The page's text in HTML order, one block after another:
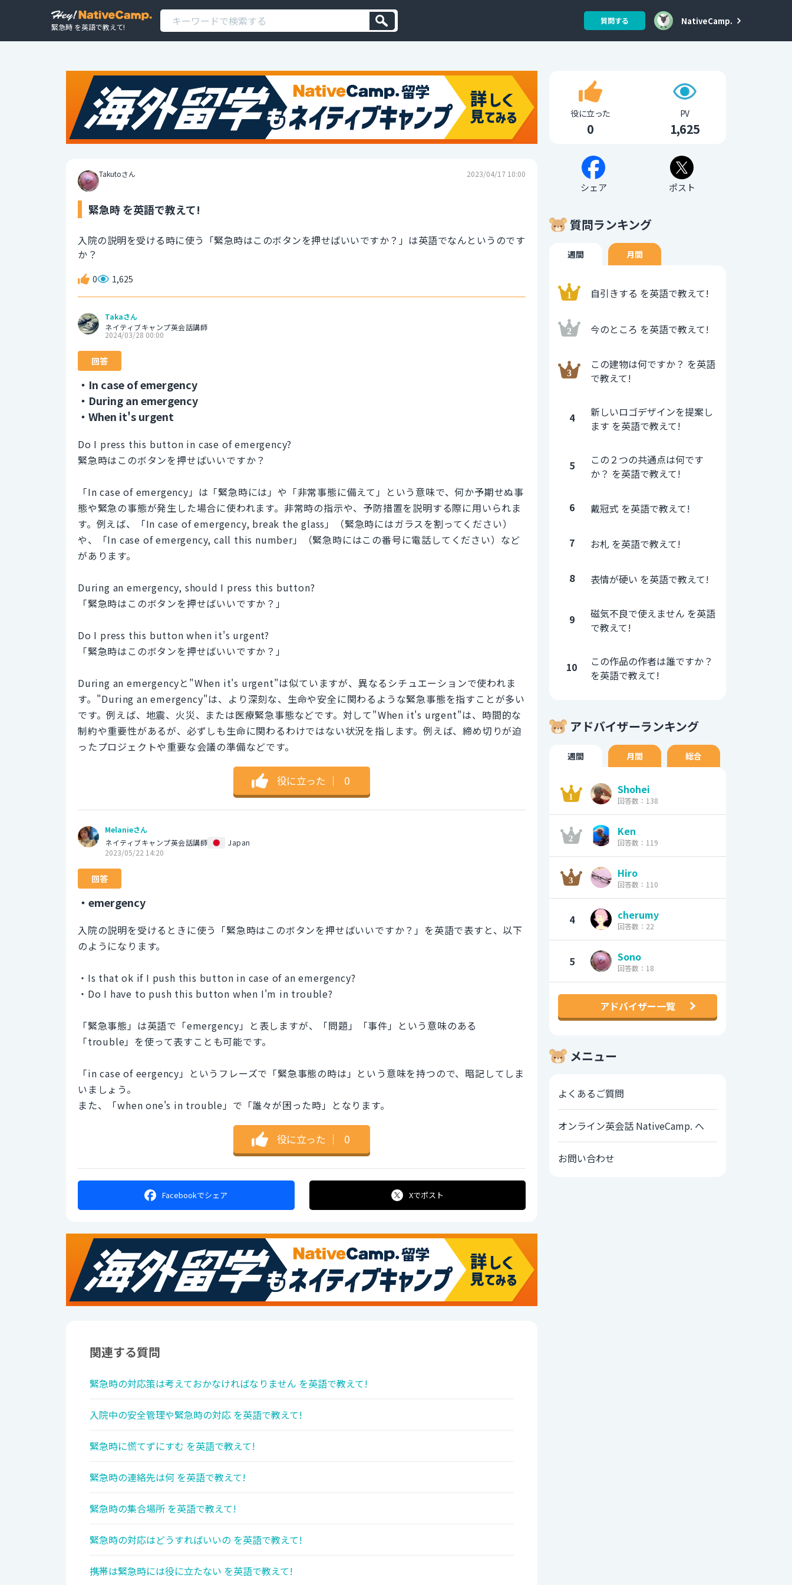
緊急時 を英語で教えて!
質問する NativeCamp.
Takutoさん 2023/04/17 10:00
緊急時 を英語で教えて!
入院の説明を受ける時に使う「緊急時はこのボタンを押せばいいですか？」は英語でなんというのです
か？
0 1,625
Takaさん
ネイティブキャンプ英会話講師
2024/03/28 00:00
回答
・In case of emergency
・During an emergency
・When it's urgent
Do I press this button in case of emergency?
緊急時はこのボタンを押せばいいですか？
「In case of emergency」は「緊急時には」や「非常事態に備えて」という意味で、何か予期せぬ事
態や緊急の事態が発生した場合に使われます。非常時の指示や、予防措置を説明する際に用いられま
す。例えば、「In case of emergency, break the glass」（緊急時にはガラスを割ってください）
や、「In case of emergency, call this number」（緊急時にはこの番号に電話してください）など
があります。
During an emergency, should I press this button?
「緊急時はこのボタンを押せばいいですか？」
Do I press this button when it's urgent?
「緊急時はこのボタンを押せばいいですか？」
During an emergencyと"When it's urgent"は似ていますが、異なるシチュエーションで使われま
す。"During an emergency"は、より深刻な、生命や安全に関わるような緊急事態を指すことが多い
です。例えば、地震、火災、または医療緊急事態などです。対して"When it's urgent"は、時間的な
制約や重要性があるが、必ずしも生命に関わるわけではない状況を指します。例えば、締め切りが迫
ったプロジェクトや重要な会議の準備などです。
役に立った ｜ 0
Melanieさん
ネイティブキャンプ英会話講師
Japan
2023/05/22 14:20
回答
・emergency
入院の説明を受けるときに使う「緊急時はこのボタンを押せばいいですか？」を英語で表すと、以下
のようになります。
・Is that ok if I push this button in case of an emergency?
・Do I have to push this button when I'm in trouble?
「緊急事態」は英語で「emergency」と表しますが、「問題」「事件」という意味のある
「trouble」を使って表すことも可能です。
「in case of eergency」というフレーズで「緊急事態の時は」という意味を持つので、暗記してしま
いましょう。
また、「when one's in trouble」で「誰々が困った時」となります。
役に立った ｜ 0
Facebookでシェア Xでポスト
関連する質問
緊急時の対応策は考えておかなければなりません を英語で教えて!
入院中の安全管理や緊急時の対応 を英語で教えて!
緊急時に慌てずにすむ を英語で教えて!
緊急時の連絡先は何 を英語で教えて!
緊急時の集合場所 を英語で教えて!
緊急時の対応はどうすればいいの を英語で教えて!
携帯は緊急時には役に立たない を英語で教えて!
役に立った
0
PV
1,625
シェア ポスト
質問ランキング
週間 月間
自引きする を英語で教えて!
今のところ を英語で教えて!
この建物は何ですか？ を英語
で教えて!
4
新しいロゴデザインを提案し
ます を英語で教えて!
5
この２つの共通点は何です
か？ を英語で教えて!
6 戴冠式 を英語で教えて!
7 お札 を英語で教えて!
8 表情が硬い を英語で教えて!
9
磁気不良で使えません を英語
で教えて!
10
この作品の作者は誰ですか？
を英語で教えて!
アドバイザーランキング
週間 月間 総合
Shohei
回答数：138
Ken
回答数：119
Hiro
回答数：110
4 cherumy
回答数：22
5 Sono
回答数：18
アドバイザー一覧
メニュー
よくあるご質問
オンライン英会話 NativeCamp. へ
お問い合わせ